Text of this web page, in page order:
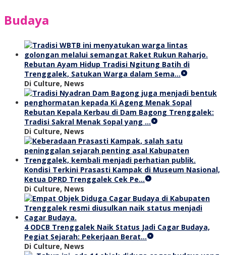
Budaya
Rebutan Ayam Hidup Tradisi Ngitung Batih di
Trenggalek, Satukan Warga dalam Sema…
Di Culture, News
Rebutan Kepala Kerbau di Dam Bagong Trenggalek:
Tradisi Sakral Menak Sopal yang …
Di Culture, News
Kondisi Terkini Prasasti Kampak di Museum Nasional,
Ketua DPRD Trenggalek Cek Pe…
Di Culture, News
4 ODCB Trenggalek Naik Status Jadi Cagar Budaya,
Pegiat Sejarah: Pekerjaan Berat…
Di Culture, News